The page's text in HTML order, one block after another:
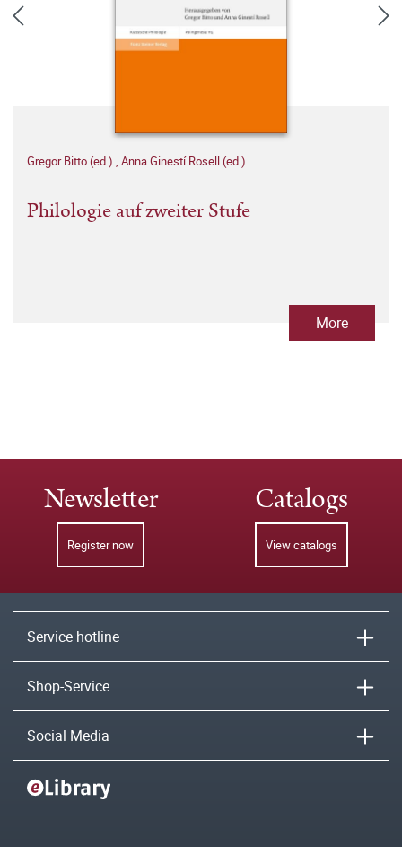
Gregor Bitto (ed.) , Anna Ginestí Rosell (ed.)
Philologie auf zweiter Stufe
More
Newsletter
Register now
Catalogs
View catalogs
Service hotline
Shop-Service
Social Media